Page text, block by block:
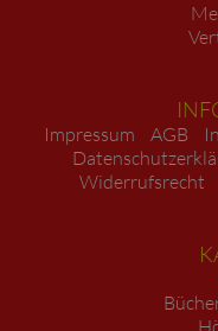
Impressum AGB
Widerrufsrecht